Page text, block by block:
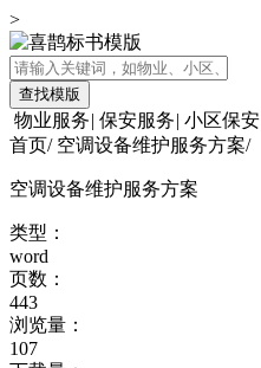
>
查找模版
物业服务| 保安服务| 小区保安
首页/ 空调设备维护服务方案/
空调设备维护服务方案
类型：
word
页数：
443
浏览量：
107